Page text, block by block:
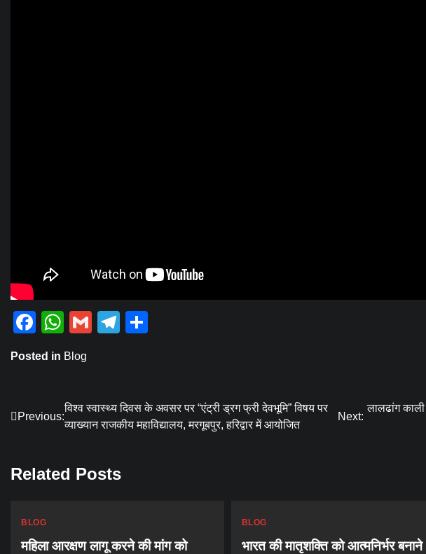
Facebook
WhatsApp
GmailTelegram
Posted in Blog
Post
Previous:
विश्व स्वास्थ्य दिवस के अवसर पर “एंट्री ड्रग फ्री देवभूमि” विषय पर
व्याख्यान राजकीय महाविद्यालय, मरगूबपुर, हरिद्वार में आयोजित
Next:
लालढांग
Related Posts
BLOG
महिला आरक्षण लागू करने की मांग को
BLOG
भारत की मातृशक्ति को आत्मनिर्भर बनाने